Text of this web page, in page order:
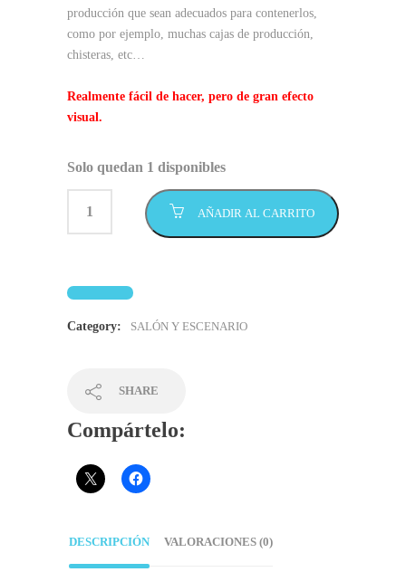
producción que sean adecuados para contenerlos,
como por ejemplo, muchas cajas de producción,
chisteras, etc…
Realmente fácil de hacer, pero de gran efecto
visual.
Solo quedan 1 disponibles
AÑADIR AL CARRITO
Category: SALÓN Y ESCENARIO
SHARE
Compártelo:
DESCRIPCIÓN VALORACIONES (0)